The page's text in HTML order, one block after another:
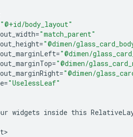
"@+id/body_layout"
="match_parent"
="@dimen/
="@dimen/
="@dimen/
="@dimen/
="UselessLeaf"
widgets inside this
>